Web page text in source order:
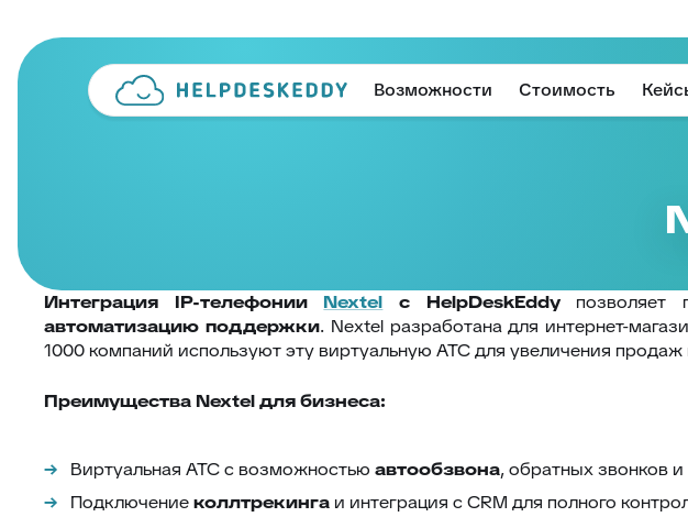
Возможности Стоимость
Интеграция IP-телефонии Nextel с HelpDeskEddyпозволяет
автоматизацию поддержки. Nextel разработана для интернет-
1000 компаний используют эту виртуальную АТС для увеличения
Преимущества Nextel для бизнеса:
Виртуальная АТС с возможностью автообзвона, обратных звонков
Подключениеколлтрекинга и интеграция с CRM для полного